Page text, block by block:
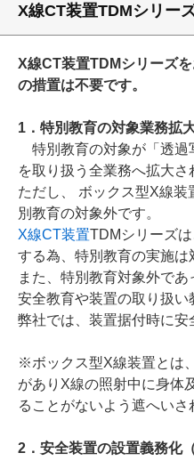
X線CT装置TDMシリー
X線CT装置TDMシリーズ
の措置は不要です。
1．特別教育の対象業務拡
特別教育の対象が「透過
を取り扱う全業務へ拡大さ
ただし、 ボックス型X線
別教育の対象外です。
X線CT装置TDMシリーズ
する為、特別教育の実施は
また、特別教育対象外であ
安全教育や装置の取り扱い
弊社では、装置据付時に安
※ボックス型X線装置とは
がありX線の照射中に身体
ることがないよう遮へいさ
2．安全装置の設置義務化